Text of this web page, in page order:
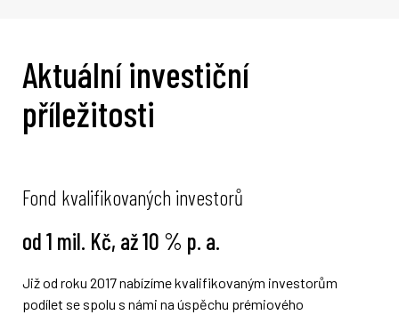
Aktuální investiční
příležitosti
Fond kvalifikovaných investorů
od 1 mil. Kč, až 10 % p. a.
Již od roku 2017 nabízíme kvalifikovaným investorům
podílet se spolu s námi na úspěchu prémiového